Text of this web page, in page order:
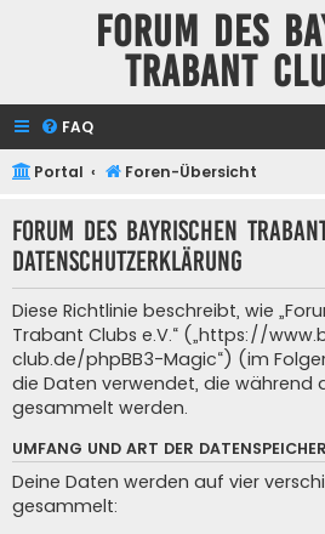
Forum des
Trabant
FAQ
Portal Foren-Übersicht
Forum des Bayrischen
Datenschutzerklärung
Diese Richtlinie beschreibt, wie
Trabant Clubs e.V.“ („https://
club.de/phpBB3-Magic“) (im
die Daten verwendet, die während
gesammelt werden.
UMFANG UND ART DER
Deine Daten werden auf vier
gesammelt: